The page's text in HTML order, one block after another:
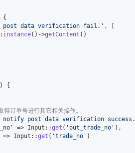
{
post data verification fail. ' , [
instance()->getContent ()
{
订单号进行其它相关操作。
notify post data verification success.
' => Input::get ( 'out_trade_no ' ),
=> Input::get ( 'trade_no ' )